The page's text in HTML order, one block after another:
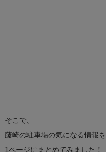
そこで、
藤崎の駐車場の気になる情報を
1ページにまとめてみました！